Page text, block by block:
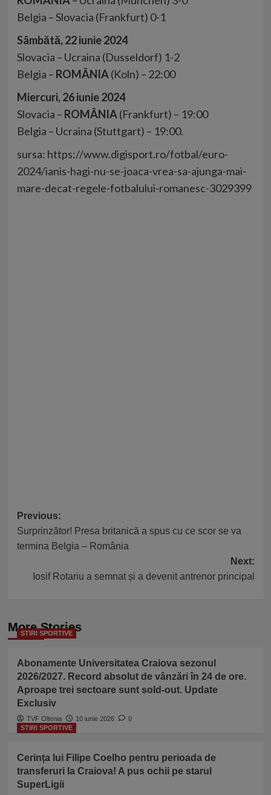
Belgia – Slovacia (Frankfurt) 0-1
Sâmbătă, 22 iunie 2024
Slovacia – Ucraina (Dusseldorf) 1-2
Belgia – ROMÂNIA (Koln) – 22:00
Miercuri, 26 iunie 2024
Slovacia – ROMÂNIA (Frankfurt) – 19:00
Belgia – Ucraina (Stuttgart) – 19:00.
sursa: https://www.digisport.ro/fotbal/euro-
2024/ianis-hagi-nu-se-joaca-vrea-sa-ajunga-mai-
mare-decat-regele-fotbalului-romanesc-3029399
Post
navigation
Previous:
Surprinzător! Presa britanică a spus cu ce scor se va
termina Belgia – România
Next:
Iosif Rotariu a semnat și a devenit antrenor principal
More Stories
STIRI SPORTIVE
Abonamente Universitatea Craiova sezonul
2026/2027. Record absolut de vânzări în 24 de ore.
Aproape trei sectoare sunt sold-out. Update
Exclusiv
TVF Oltenia 10 iunie 2026
0
STIRI SPORTIVE
Cerința lui Filipe Coelho pentru perioada de
transferuri la Craiova! A pus ochii pe starul
SuperLigii